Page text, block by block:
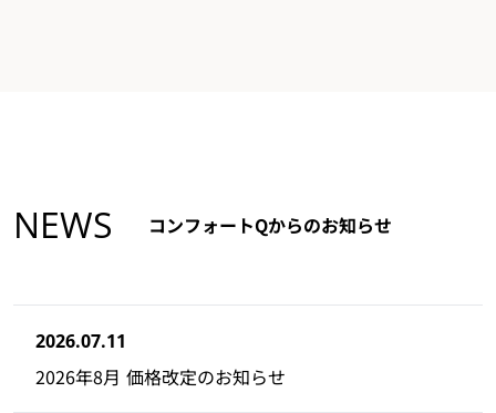
NEWS コンフォートQからのお知らせ
2026.07.11
2026年8月 価格改定のお知らせ